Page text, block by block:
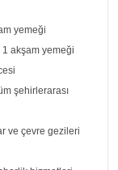
yemeği
1 akşam yemeği
şehirlerarası
ve çevre gezileri